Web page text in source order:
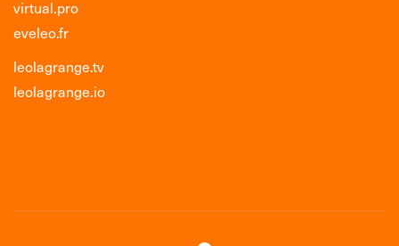
virtual.pro
eveleo.fr
leolagrange.tv
leolagrange.io